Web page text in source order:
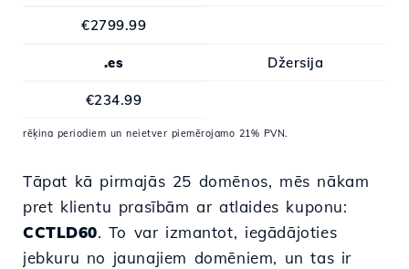
€2799.99
.es Džersija
€234.99
rēķina periodiem un neietver piemērojamo 21% PVN.
Tāpat kā pirmajās 25 domēnos, mēs nākam
pret klientu prasībām ar atlaides kuponu:
CCTLD60. To var izmantot, iegādājoties
jebkuru no jaunajiem domēniem, un tas ir